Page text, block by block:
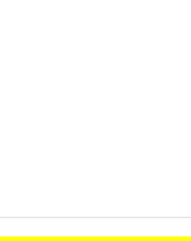
done on the impact